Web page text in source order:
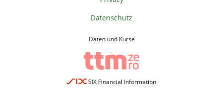
Datenschutz
Daten und Kurse
SIX Financial Information